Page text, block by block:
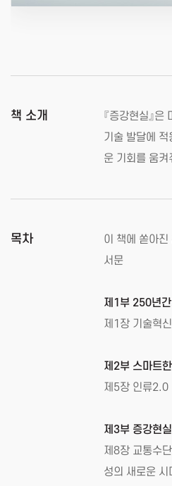
책 소개
『증강현실』
기술 발달에
운 기회를 움
목차
이 책에 쏟아진
서문
제1부 250년
제1장 기술혁
제2부 스마트
제5장 인류2.0
제3부 증강현
제8장 교통수
성의 새로운 시